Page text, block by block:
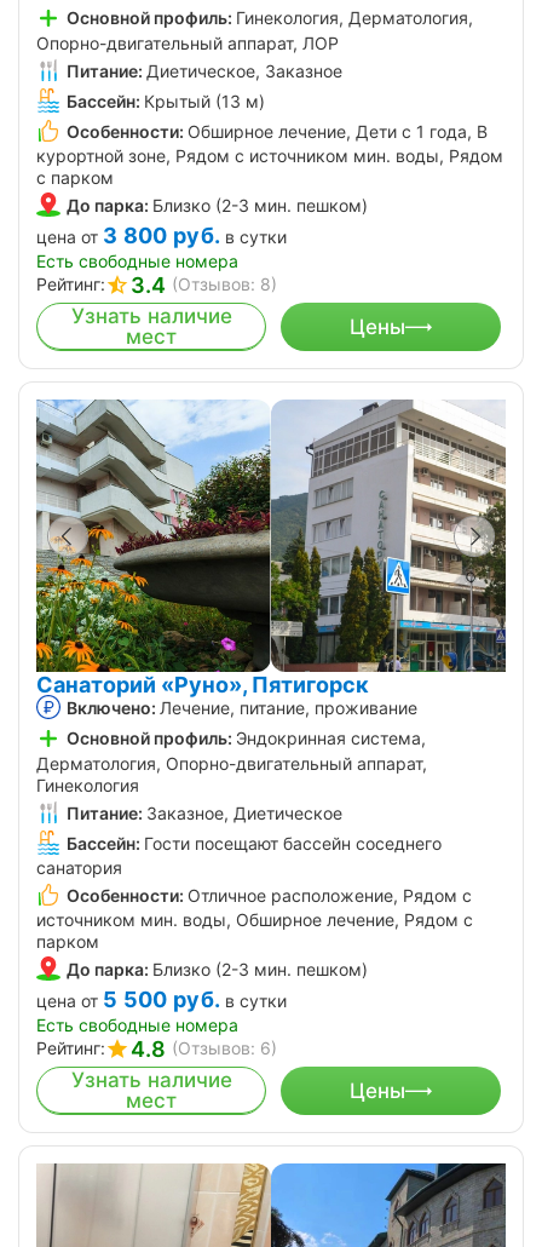
Основной профиль: Гинекология, Дерматология,
Опорно-двигательный аппарат, ЛОР
Питание: Диетическое, Заказное
Бассейн: Крытый (13 м)
Особенности: Обширное лечение, Дети с 1 года, В
курортной зоне, Рядом с источником мин. воды, Рядом
с парком
До парка: Близко (2-3 мин. пешком)
цена от 3 800 руб. в сутки
Есть свободные номера
Рейтинг:
3.4 (Отзывов: 8)
Узнать наличие
мест
Цены
Санаторий «Руно», Пятигорск
Включено: Лечение, питание, проживание
Основной профиль: Эндокринная система,
Дерматология, Опорно-двигательный аппарат,
Гинекология
Питание: Заказное, Диетическое
Бассейн: Гости посещают бассейн соседнего
санатория
Особенности: Отличное расположение, Рядом с
источником мин. воды, Обширное лечение, Рядом с
парком
До парка: Близко (2-3 мин. пешком)
цена от 5 500 руб. в сутки
Есть свободные номера
Рейтинг:
4.8 (Отзывов: 6)
Узнать наличие
мест
Цены